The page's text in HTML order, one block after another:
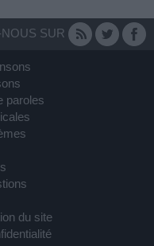
SUR
paroles
du site